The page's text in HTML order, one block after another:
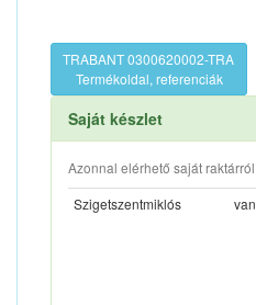
TRABANT 0300620002-TRA
Termékoldal, referenciák
Saját készlet
Azonnal elérhető saját raktárról
Szigetszentmiklós
van